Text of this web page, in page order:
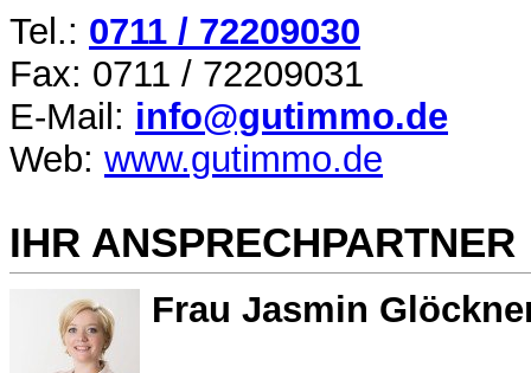
Tel.: 0711 / 72209030
Fax: 0711 / 72209031
E-Mail: info@gutimmo.de
Web: www.gutimmo.de
IHR ANSPRECHPARTNER
Frau Jasmin